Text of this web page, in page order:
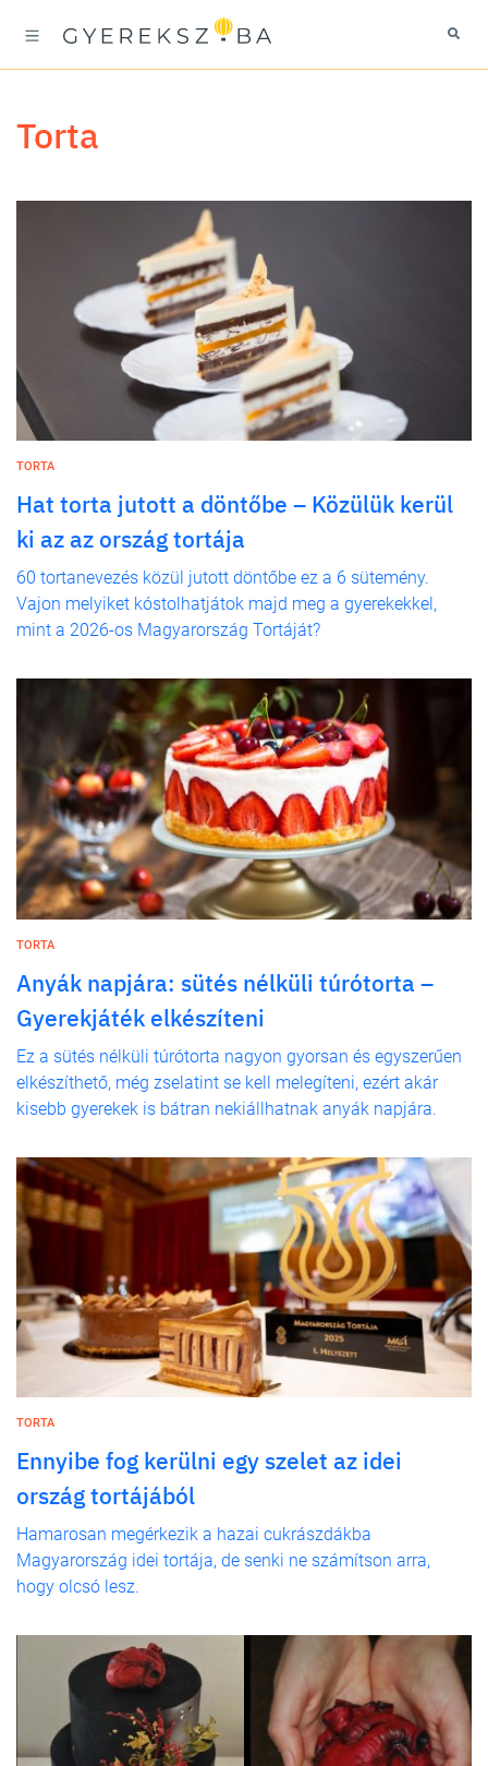
torta
TORTA
Hat torta jutott a döntőbe – Közülük kerül
ki az az ország tortája
60 tortanevezés közül jutott döntőbe ez a 6 sütemény.
Vajon melyiket kóstolhatjátok majd meg a gyerekekkel,
mint a 2026-os Magyarország Tortáját?
TORTA
Anyák napjára: sütés nélküli túrótorta –
Gyerekjáték elkészíteni
Ez a sütés nélküli túrótorta nagyon gyorsan és egyszerűen
elkészíthető, még zselatint se kell melegíteni, ezért akár
kisebb gyerekek is bátran nekiállhatnak anyák napjára.
TORTA
Ennyibe fog kerülni egy szelet az idei
ország tortájából
Hamarosan megérkezik a hazai cukrászdákba
Magyarország idei tortája, de senki ne számítson arra,
hogy olcsó lesz.